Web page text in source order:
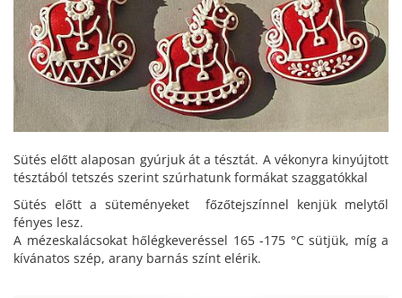
Sütés előtt alaposan gyúrjuk át a tésztát. A vékonyra kinyújtott
tésztából tetszés szerint szúrhatunk formákat szaggatókkal
Sütés előtt a süteményeket főzőtejszínnel kenjük melytől
fényes lesz.
A mézeskalácsokat hőlégkeveréssel 165 -175 °C sütjük, míg a
kívánatos szép, arany barnás színt elérik.